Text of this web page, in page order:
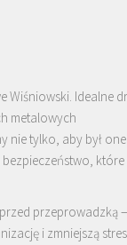
Wiśniowski. Idealne
metalowych
nie tylko, aby był
i zmniejszą stres